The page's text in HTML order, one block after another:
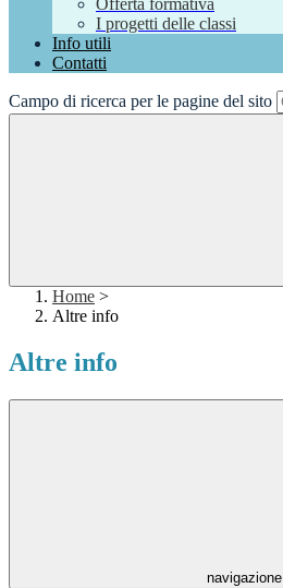
Offerta formativa
I progetti delle classi
Info utili
Contatti
Campo di ricerca per le pagine del sito
Home >
Altre info
Altre info
navigazione